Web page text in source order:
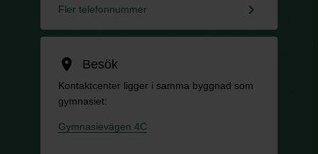
Fler telefonnummer keyboard_arrow_right
location_on Besök
Kontaktcenter ligger i samma byggnad som
gymnasiet:
Gymnasievägen 4C